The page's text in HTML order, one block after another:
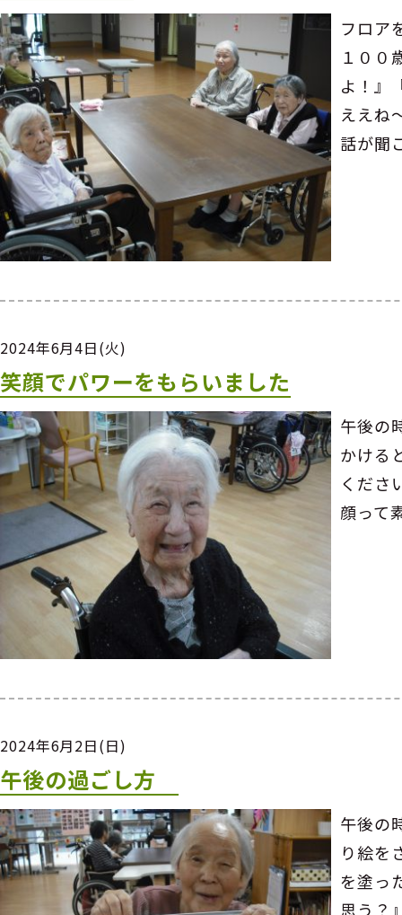
フロア
１００
よ！』
ええね
話が聞
2024年6月4日(火)
笑顔でパワーをもらいました
午後の
かける
くださ
顔って
2024年6月2日(日)
午後の過ごし方
午後の
り絵を
を塗っ
思う？